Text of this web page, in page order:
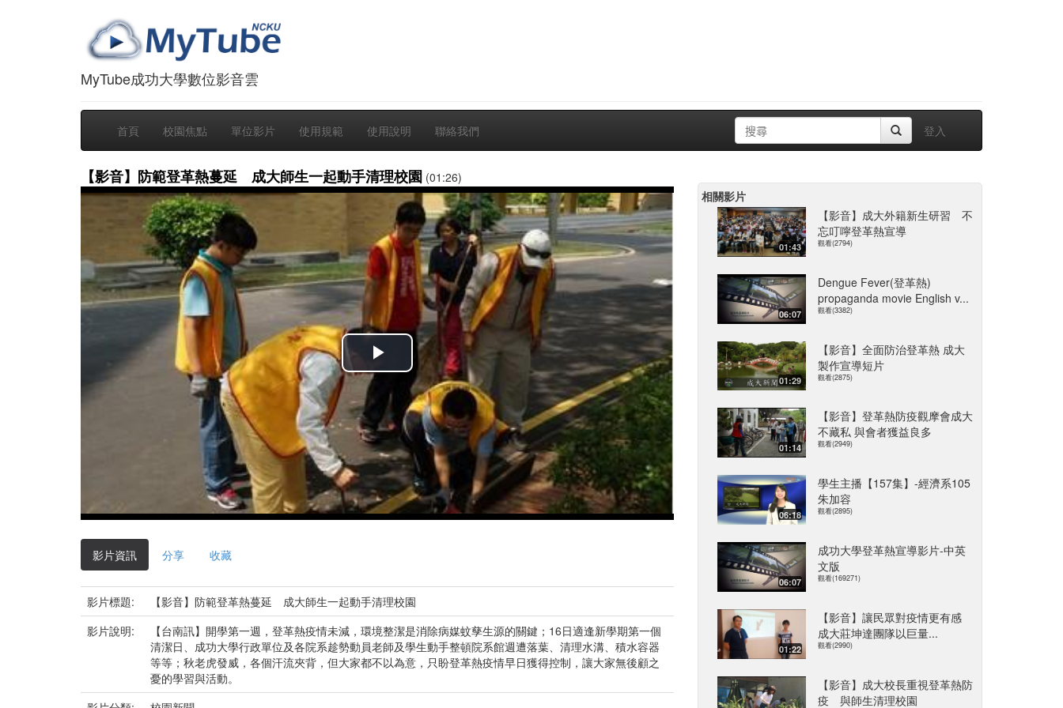
MyTube成功大學數位影音雲
首頁 校園焦點 單位影片 使用規範 使用說明 聯絡我們 登入
【影音】防範登革熱蔓延 成大師生一起動手清理校園 (01:26)
播
放
影
片
影片資訊 分享 收藏
影片標題:
【影音】防範登革熱蔓延 成大師生一起動手清理校園
影片說明:
【台南訊】開學第一週，登革熱疫情未減，環境整潔是消除病媒蚊孳生源的關鍵；16日適逢新學期第一個
清潔日、成功大學行政單位及各院系趁勢動員老師及學生動手整頓院系館週遭落葉、清理水溝、積水容器
等等；秋老虎發威，各個汗流夾背，但大家都不以為意，只盼登革熱疫情早日獲得控制，讓大家無後顧之
憂的學習與活動。
相關影片
01:43
【影音】成大外籍新生研習 不
忘叮嚀登革熱宣導
觀看(2794)
06:07
Dengue Fever(登革熱)
propaganda movie English v...
觀看(3382)
01:29
【影音】全面防治登革熱 成大
製作宣導短片
觀看(2875)
01:14
【影音】登革熱防疫觀摩會成大
不藏私 與會者獲益良多
觀看(2949)
06:18
學生主播【157集】-經濟系105
朱加容
觀看(2895)
06:07
成功大學登革熱宣導影片-中英
文版
觀看(169271)
01:22
【影音】讓民眾對疫情更有感
成大莊坤達團隊以巨量...
觀看(2990)
【影音】成大校長重視登革熱防
疫 與師生清理校園